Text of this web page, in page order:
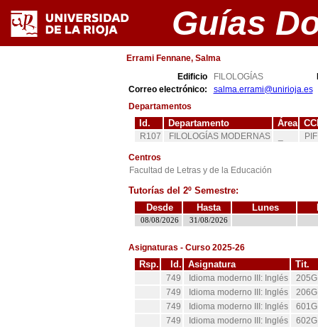
Guías
Errami Fennane, Salma
Edificio
FILOLOGÍAS
Correo electrónico:
salma.errami@unirioja.es
Departamentos
Id. Departamento Área
R107 FILOLOGÍAS MODERNAS PIF
Centros
Facultad de Letras y de la Educación
Tutorías del 2º Semestre:
Desde
Hasta Lunes
08/08/2026 31/08/2026
Asignaturas - Curso 2025-26
Rsp. Id. Asignatura Tit.
749 Idioma moderno III: Inglés
205G
749
Idioma moderno III: Inglés
206G
749
Idioma moderno III: Inglés
601G
749
Idioma moderno III: Inglés
602G